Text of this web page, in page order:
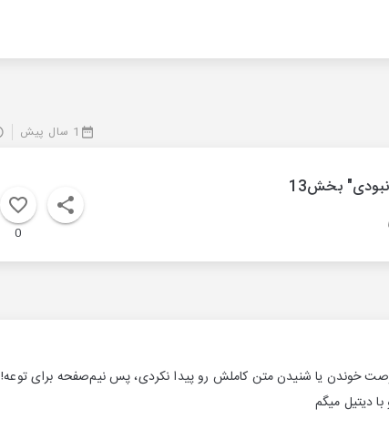
1 سال پیش
بخش13
0
خوندن یا شنیدن متن کاملش رو پیدا نکردی، پس نیم‌صفحه برای‌ توعه!
دیتیل میگم